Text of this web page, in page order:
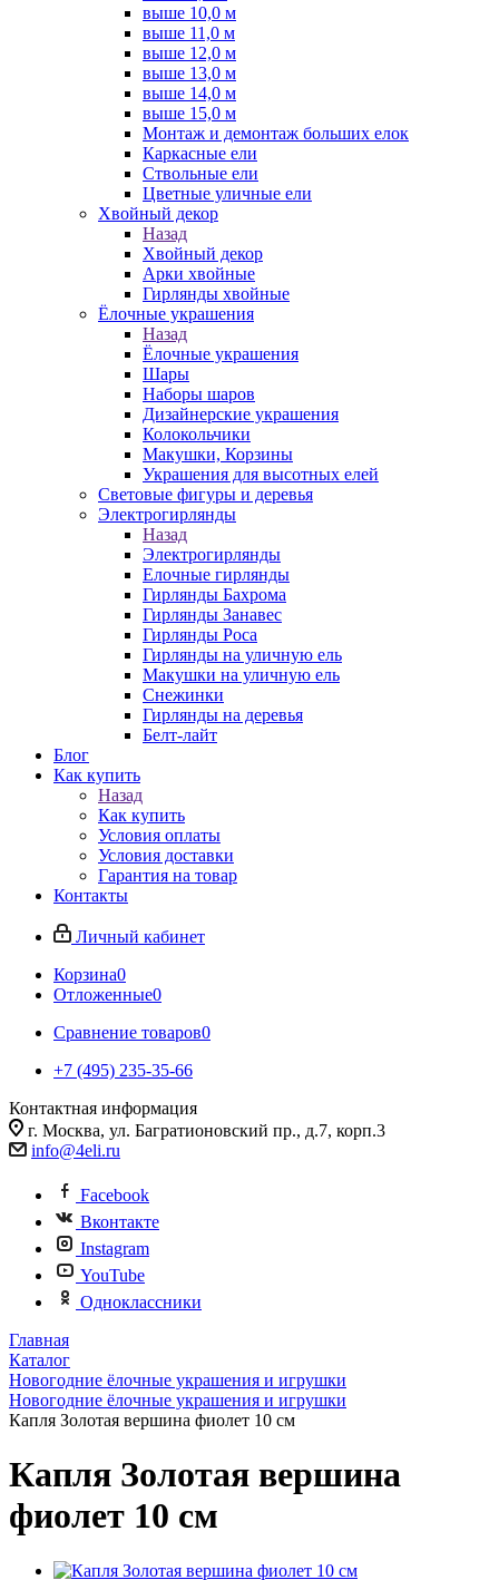
выше 10,0 м
выше 11,0 м
выше 12,0 м
выше 13,0 м
выше 14,0 м
выше 15,0 м
Монтаж и демонтаж больших елок
Каркасные ели
Ствольные ели
Цветные уличные ели
Хвойный декор
Назад
Хвойный декор
Арки хвойные
Гирлянды хвойные
Ёлочные украшения
Назад
Ёлочные украшения
Шары
Наборы шаров
Дизайнерские украшения
Колокольчики
Макушки, Корзины
Украшения для высотных елей
Световые фигуры и деревья
Электрогирлянды
Назад
Электрогирлянды
Елочные гирлянды
Гирлянды Бахрома
Гирлянды Занавес
Гирлянды Роса
Гирлянды на уличную ель
Макушки на уличную ель
Снежинки
Гирлянды на деревья
Белт-лайт
Блог
Как купить
Назад
Как купить
Условия оплаты
Условия доставки
Гарантия на товар
Контакты
Личный кабинет
Корзина0
Отложенные0
Сравнение товаров0
+7 (495) 235-35-66
Контактная информация
г. Москва, ул. Багратионовский пр., д.7, корп.3
info@4eli.ru
Facebook
Вконтакте
Instagram
YouTube
Одноклассники
Главная
Каталог
Новогодние ёлочные украшения и игрушки
Новогодние ёлочные украшения и игрушки
Капля Золотая вершина фиолет 10 см
Капля Золотая вершина
фиолет 10 см